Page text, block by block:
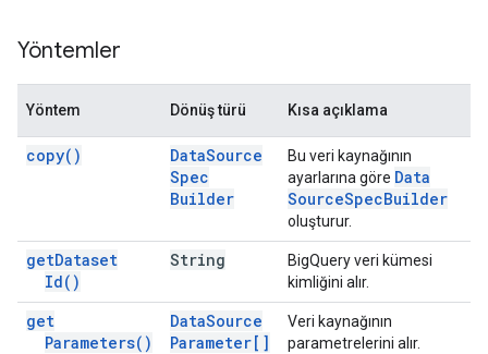
Yöntemler
Yöntem Dönüş türü Kısa açıklama
copy( ) DataSource
Spec
Builder
Bu veri kaynağının
ayarlarına göre Data
SourceSpecBuilder
oluşturur.
getDataset
Id( )
String
BigQuery veri kümesi
kimliğini alır.
get
Parameters( )
DataSource
Parameter[]
Veri kaynağının
parametrelerini alır.